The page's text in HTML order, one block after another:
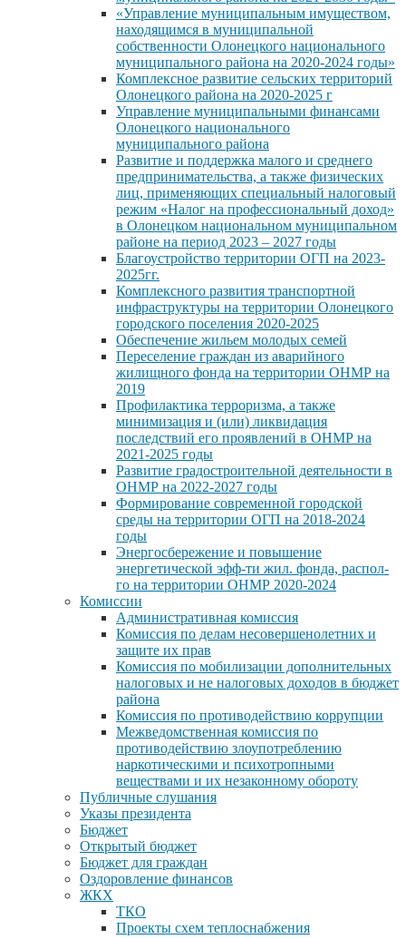
«Управление муниципальным имуществом,
находящимся в муниципальной
собственности Олонецкого национального
муниципального района на 2020-2024 годы»
Комплексное развитие сельских территорий
Олонецкого района на 2020-2025 г
Управление муниципальными финансами
Олонецкого национального
муниципального района
Развитие и поддержка малого и среднего
предпринимательства, а также физических
лиц, применяющих специальный налоговый
режим «Налог на профессиональный доход»
в Олонецком национальном муниципальном
районе на период 2023 – 2027 годы
Благоустройство территории ОГП на 2023-
2025гг.
Комплексного развития транспортной
инфраструктуры на территории Олонецкого
городского поселения 2020-2025
Обеспечение жильем молодых семей
Переселение граждан из аварийного
жилищного фонда на территории ОНМР на
2019
Профилактика терроризма, а также
минимизация и (или) ликвидация
последствий его проявлений в ОНМР на
2021-2025 годы
Развитие градостроительной деятельности в
ОНМР на 2022-2027 годы
Формирование современной городской
среды на территории ОГП на 2018-2024
годы
Энергосбережение и повышение
энергетической эфф-ти жил. фонда, распол-
го на территории ОНМР 2020-2024
Комиссии
Административная комиссия
Комиссия по делам несовершенолетних и
защите их прав
Комиссия по мобилизации дополнительных
налоговых и не налоговых доходов в бюджет
района
Комиссия по противодействию коррупции
Межведомственная комиссия по
противодействию злоупотреблению
наркотическими и психотропными
веществами и их незаконному обороту
Публичные слушания
Указы президента
Бюджет
Открытый бюджет
Бюджет для граждан
Оздоровление финансов
ЖКХ
ТКО
Проекты схем теплоснабжения